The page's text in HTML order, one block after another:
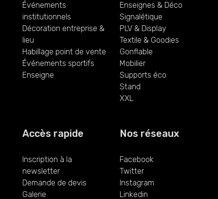
Événements
institutionnels
Décoration entreprise &
lieu
Habillage point de vente
Événements sportifs
Enseigne
Enseignes & Déco
Signalétique
PLV & Display
Textile & Goodies
Gonflable
Mobilier
Supports éco
Stand
XXL
Accès rapide
Inscription à la
newsletter
Demande de devis
Galerie
Nos réseaux
Facebook
Twitter
Instagram
Linkedin